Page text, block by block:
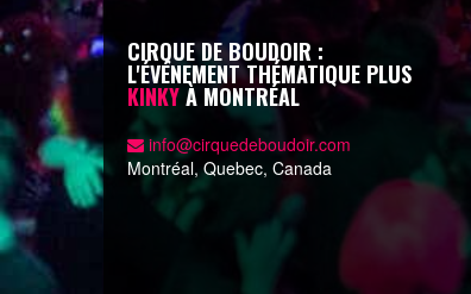
CIRQUE DE BOUDOIR :
L'ÉVÉNEMENT THÉMATIQUE PLUS
KINKYÀ MONTRÉAL
info@cirquedeboudoir.com
Montréal, Quebec, Canada